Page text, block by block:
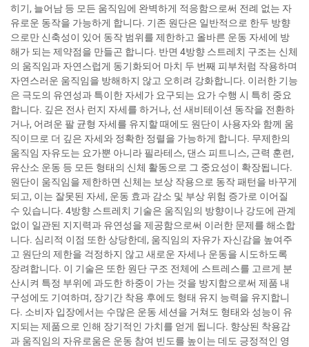
히기, 늘어남 등 모든 움직임에 완벽하게 적응함으로써 전례 없는 자
유로운 동작을 가능하게 합니다. 기존 원단은 일반적으로 한두 방향
으로만 신축성이 있어 동작 범위를 제한하고 올바른 운동 자세에 방
해가 되는 제약점을 만들곤 합니다. 반면 4방향 스트레치 구조는 신체
의 움직임과 자연스럽게 동기화되어 마치 두 번째 피부처럼 작용하며
자연스러운 움직임을 방해하지 않고 오히려 강화합니다. 이러한 기능
은 극도의 유연성과 특이한 자세가 요구되는 요가 수행 시 특히 중요
합니다. 깊은 전사 런지 자세를 하거나, 선 새비테이션 동작을 전환하
거나, 어려운 팔 균형 자세를 유지할 때에도 원단이 사용자와 함께 움
직이므로 더 깊은 자세와 정확한 정렬을 가능하게 합니다. 무제한의
움직임 자유도는 요가뿐 아니라 필라테스, 댄스 피트니스, 근력 훈련,
유산소 운동 등 모든 형태의 신체 활동으로 그 중요성이 확장됩니다.
원단이 움직임을 제한하면 신체는 보상 작용으로 동작 패턴을 바꾸게
되고, 이는 잘못된 자세, 운동 효과 감소 및 부상 위험 증가로 이어질
수 있습니다. 4방향 스트레치 기술은 움직임의 방향이나 강도에 관계
없이 일관된 지지력과 유연성을 제공함으로써 이러한 문제를 해소합
니다. 심리적 이점 또한 상당한데, 움직임의 자유가 자신감을 높여주
고 원단의 제한을 걱정하지 않고 새로운 자세나 운동을 시도하도록
장려합니다. 이 기술은 또한 원단 구조 전체에 스트레스를 고르게 분
산시켜 특정 부위에 과도한 하중이 가는 것을 방지함으로써 제품 내
구성에도 기여하며, 장기간 착용 후에도 형태 유지 능력을 유지합니
다. 소비자 입장에서는 수많은 운동 세션을 거쳐도 형태와 성능이 유
지되는 제품으로 인해 장기적인 가치를 얻게 됩니다. 향상된 착용감
과 움직임의 자유로움은 운동 참여 빈도를 높이는 데도 긍정적인 영